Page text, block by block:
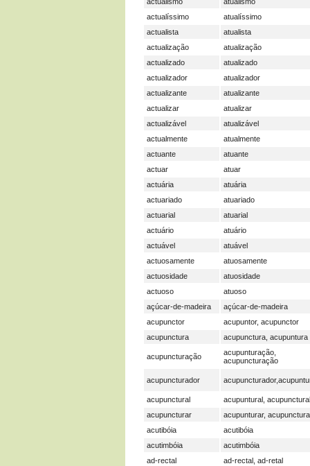
actualíssimo
atualíssimo
actualista
atualista
actualização
atualização
actualizado
atualizado
actualizador
atualizador
actualizante
atualizante
actualizar
atualizar
actualizável
atualizável
actualmente
atualmente
actuante
atuante
actuar
atuar
actuária
atuária
actuariado
atuariado
actuarial
atuarial
actuário
atuário
actuável
atuável
actuosamente
atuosamente
actuosidade
atuosidade
actuoso
atuoso
açúcar-de-madeira
açúcar-de-madeira
acupunctor
acupuntor, acupunctor
acupunctura
acupunctura, acupuntura
acupuncturação
acupunturação,
acupuncturação
acupuncturador
acupunctural
acupuntural, acupunctural
acupuncturar
acupunturar,
acutibóia
acutibóia
acutimbóia
acutimbóia
ad-rectal
ad-rectal, ad-retal